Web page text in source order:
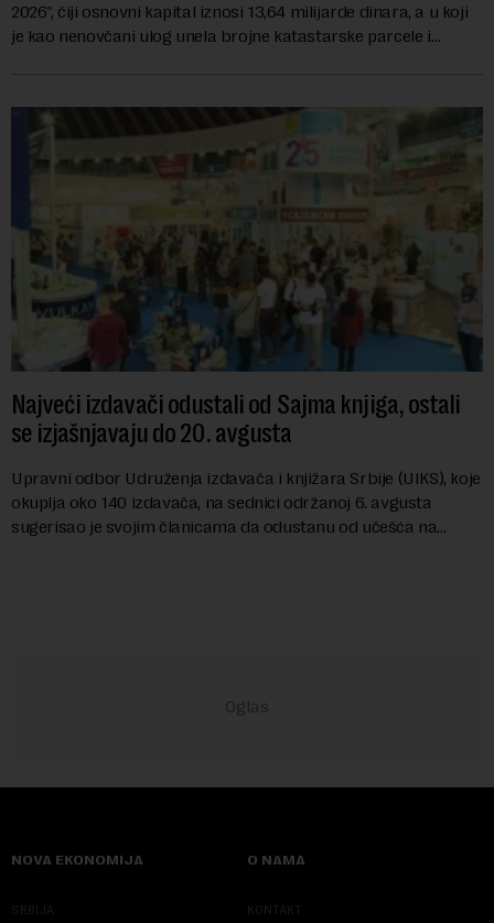
2026", čiji osnovni kapital iznosi 13,64 milijarde dinara, a u koji
je kao nenovčani ulog unela brojne katastarske parcele i
Najveći izdavači odustali od Sajma knjiga, ostali
se izjašnjavaju do 20. avgusta
Upravni odbor Udruženja izdavača i knjižara Srbije (UIKS), koje
okuplja oko 140 izdavača, na sednici održanoj 6. avgusta
sugerisao je svojim članicama da odustanu od učešća na
NOVA EKONOMIJA
SRBIJA
O NAMA
KONTAKT